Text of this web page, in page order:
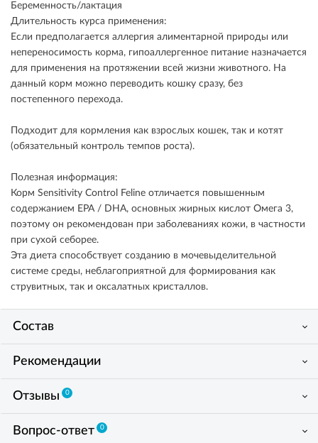
Беременность/лактация
Длительность курса применения:
Если предполагается аллергия алиментарной природы или
непереносимость корма, гипоаллергенное питание назначается
для применения на протяжении всей жизни животного. На
данный корм можно переводить кошку сразу, без
постепенного перехода.
Подходит для кормления как взрослых кошек, так и котят
(обязательный контроль темпов роста).
Полезная информация:
Корм Sensitivity Control Feline отличается повышенным
содержанием EPA / DHA, основных жирных кислот Омега 3,
поэтому он рекомендован при заболеваниях кожи, в частности
при сухой себорее.
Эта диета способствует созданию в мочевыделительной
системе среды, неблагоприятной для формирования как
струвитных, так и оксалатных кристаллов.
Состав
Рекомендации
Отзывы 0
Вопрос-ответ 0